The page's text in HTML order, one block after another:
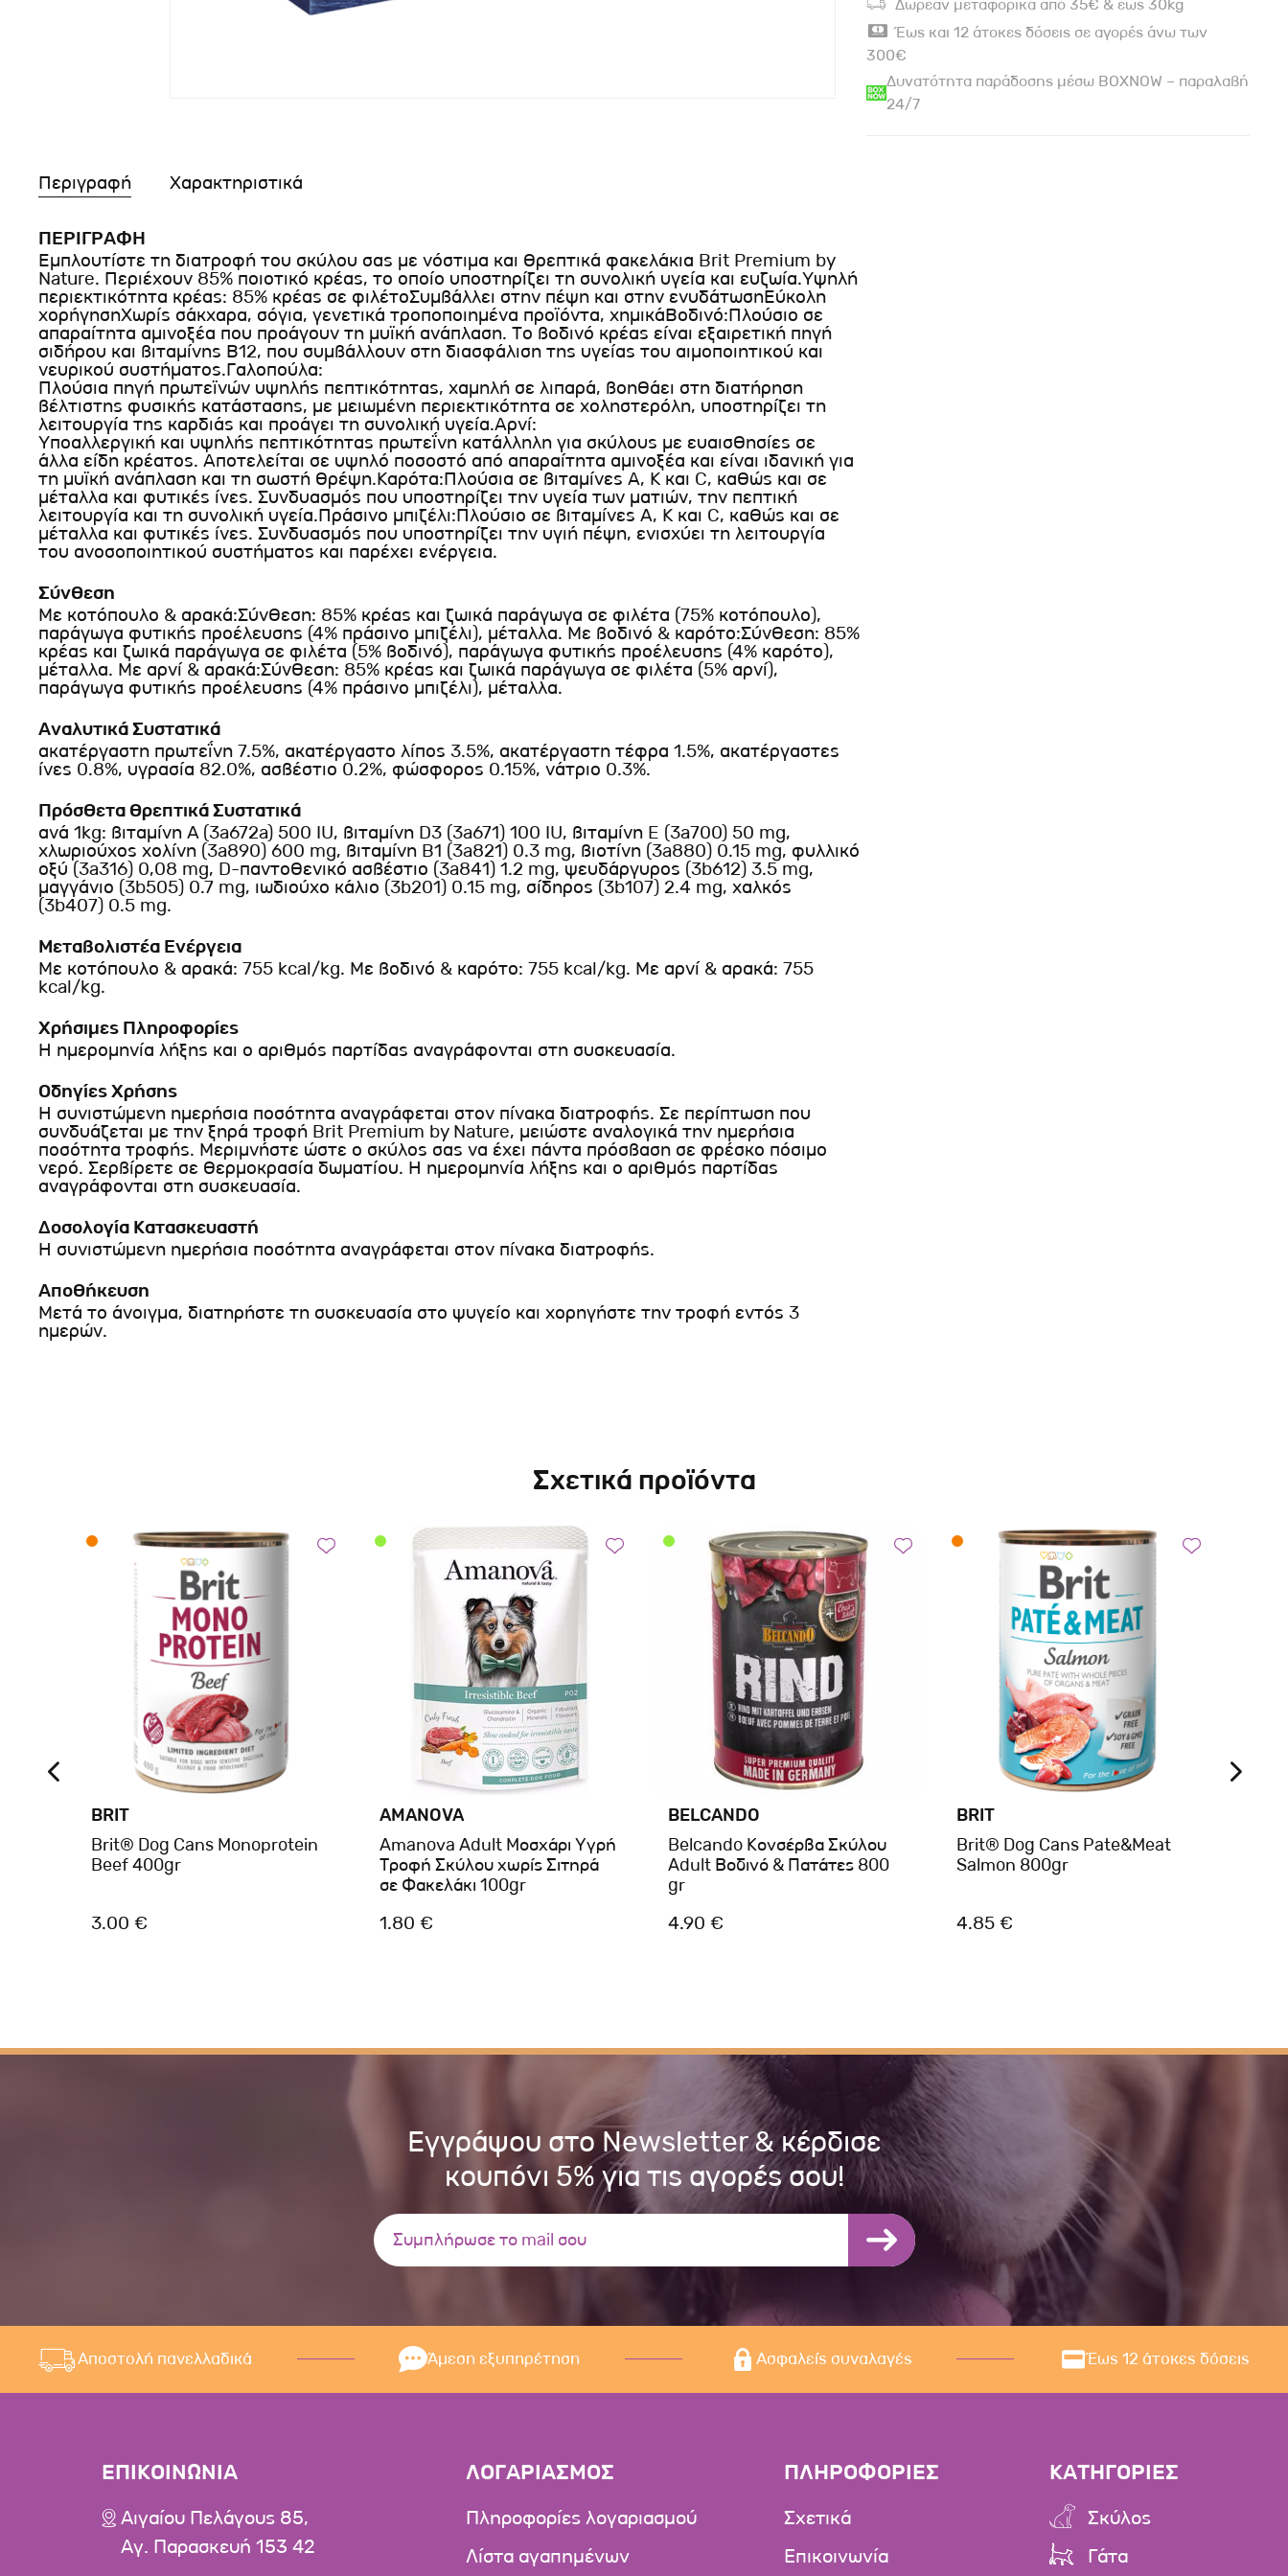
Δωρεάν μεταφορικά από 35€ & έως 30kg
Έως και 12 άτοκες δόσεις σε αγορές άνω των
300€
Δυνατότητα παράδοσης μέσω BOXNOW – παραλαβή
24/7
Περιγραφή Χαρακτηριστικά
ΠΕΡΙΓΡΑΦΗ
Εμπλουτίστε τη διατροφή του σκύλου σας με νόστιμα και θρεπτικά φακελάκια Brit Premium by
Nature. Περιέχουν 85% ποιοτικό κρέας, το οποίο υποστηρίζει τη συνολική υγεία και ευζωία.Υψηλή
περιεκτικότητα κρέας: 85% κρέας σε φιλέτοΣυμβάλλει στην πέψη και στην ενυδάτωσηΕύκολη
χορήγησηΧωρίς σάκχαρα, σόγια, γενετικά τροποποιημένα προϊόντα, χημικάΒοδινό:Πλούσιο σε
απαραίτητα αμινοξέα που προάγουν τη μυϊκή ανάπλαση. Το βοδινό κρέας είναι εξαιρετική πηγή
σιδήρου και βιταμίνης Β12, που συμβάλλουν στη διασφάλιση της υγείας του αιμοποιητικού και
νευρικού συστήματος.Γαλοπούλα:
Πλούσια πηγή πρωτεϊνών υψηλής πεπτικότητας, χαμηλή σε λιπαρά, βοηθάει στη διατήρηση
βέλτιστης φυσικής κατάστασης, με μειωμένη περιεκτικότητα σε χοληστερόλη, υποστηρίζει τη
λειτουργία της καρδιάς και προάγει τη συνολική υγεία.Αρνί:
Υποαλλεργική και υψηλής πεπτικότητας πρωτεΐνη κατάλληλη για σκύλους με ευαισθησίες σε
άλλα είδη κρέατος. Αποτελείται σε υψηλό ποσοστό από απαραίτητα αμινοξέα και είναι ιδανική για
τη μυϊκή ανάπλαση και τη σωστή θρέψη.Καρότα:Πλούσια σε βιταμίνες Α, Κ και C, καθώς και σε
μέταλλα και φυτικές ίνες. Συνδυασμός που υποστηρίζει την υγεία των ματιών, την πεπτική
λειτουργία και τη συνολική υγεία.Πράσινο μπιζέλι:Πλούσιο σε βιταμίνες A, K και C, καθώς και σε
μέταλλα και φυτικές ίνες. Συνδυασμός που υποστηρίζει την υγιή πέψη, ενισχύει τη λειτουργία
του ανοσοποιητικού συστήματος και παρέχει ενέργεια.
Σύνθεση
Με κοτόπουλο & αρακά:Σύνθεση: 85% κρέας και ζωικά παράγωγα σε φιλέτα (75% κοτόπουλο),
παράγωγα φυτικής προέλευσης (4% πράσινο μπιζέλι), μέταλλα. Με βοδινό & καρότο:Σύνθεση: 85%
κρέας και ζωικά παράγωγα σε φιλέτα (5% βοδινό), παράγωγα φυτικής προέλευσης (4% καρότο),
μέταλλα. Με αρνί & αρακά:Σύνθεση: 85% κρέας και ζωικά παράγωγα σε φιλέτα (5% αρνί),
παράγωγα φυτικής προέλευσης (4% πράσινο μπιζέλι), μέταλλα.
Αναλυτικά Συστατικά
ακατέργαστη πρωτεΐνη 7.5%, ακατέργαστο λίπος 3.5%, ακατέργαστη τέφρα 1.5%, ακατέργαστες
ίνες 0.8%, υγρασία 82.0%, ασβέστιο 0.2%, φώσφορος 0.15%, νάτριο 0.3%.
Πρόσθετα Θρεπτικά Συστατικά
ανά 1kg: βιταμίνη A (3a672a) 500 IU, βιταμίνη D3 (3a671) 100 IU, βιταμίνη E (3a700) 50 mg,
χλωριούχος χολίνη (3a890) 600 mg, βιταμίνη B1 (3a821) 0.3 mg, βιοτίνη (3a880) 0.15 mg, φυλλικό
οξύ (3a316) 0,08 mg, D-παντοθενικό ασβέστιο (3a841) 1.2 mg, ψευδάργυρος (3b612) 3.5 mg,
μαγγάνιο (3b505) 0.7 mg, ιωδιούχο κάλιο (3b201) 0.15 mg, σίδηρος (3b107) 2.4 mg, χαλκός
(3b407) 0.5 mg.
Μεταβολιστέα Ενέργεια
Με κοτόπουλο & αρακά: 755 kcal/kg. Με βοδινό & καρότο: 755 kcal/kg. Με αρνί & αρακά: 755
kcal/kg.
Χρήσιμες Πληροφορίες
Η ημερομηνία λήξης και ο αριθμός παρτίδας αναγράφονται στη συσκευασία.
Οδηγίες Χρήσης
Η συνιστώμενη ημερήσια ποσότητα αναγράφεται στον πίνακα διατροφής. Σε περίπτωση που
συνδυάζεται με την ξηρά τροφή Brit Premium by Nature, μειώστε αναλογικά την ημερήσια
ποσότητα τροφής. Μεριμνήστε ώστε ο σκύλος σας να έχει πάντα πρόσβαση σε φρέσκο πόσιμο
νερό. Σερβίρετε σε θερμοκρασία δωματίου. Η ημερομηνία λήξης και ο αριθμός παρτίδας
αναγράφονται στη συσκευασία.
Δοσολογία Κατασκευαστή
Η συνιστώμενη ημερήσια ποσότητα αναγράφεται στον πίνακα διατροφής.
Αποθήκευση
Μετά το άνοιγμα, διατηρήστε τη συσκευασία στο ψυγείο και χορηγήστε την τροφή εντός 3
ημερών.
Σχετικά προϊόντα
BRIT
Brit® Dog Cans Monoprotein
Beef 400gr
3.00 €
AMANOVA
Amanova Adult Μοσχάρι Υγρή
Τροφή Σκύλου χωρίς Σιτηρά
σε Φακελάκι 100gr
1.80 €
BELCANDO
Belcando Κονσέρβα Σκύλου
Adult Βοδινό & Πατάτες 800
gr
4.90 €
BRIT
Brit® Dog Cans Pate&Meat
Salmon 800gr
4.85 €
Εγγράψου στο Newsletter & κέρδισε
κουπόνι 5% για τις αγορές σου!
Αποστολή πανελλαδικά Άμεση εξυπηρέτηση Ασφαλείς συναλαγές Έως 12 άτοκες δόσεις
ΕΠΙΚΟΙΝΩΝΙΑ
Αιγαίου Πελάγους 85,
Αγ. Παρασκευή 153 42
ΛΟΓΑΡΙΑΣΜΟΣ
Πληροφορίες λογαριασμού
Λίστα αγαπημένων
ΠΛΗΡΟΦΟΡΙΕΣ
Σχετικά
Επικοινωνία
ΚΑΤΗΓΟΡΙΕΣ
Σκύλος
Γάτα